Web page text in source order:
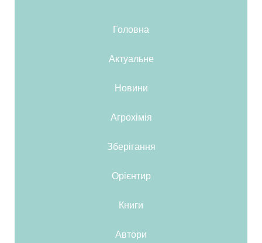
Головна
Актуальне
Новини
Агрохімія
Зберігання
Орієнтир
Книги
Автори